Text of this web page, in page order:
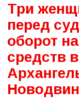
Три
перед
оборот
средств